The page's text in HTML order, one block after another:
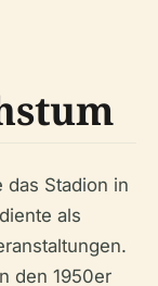
Stadion in
als
den 1950er